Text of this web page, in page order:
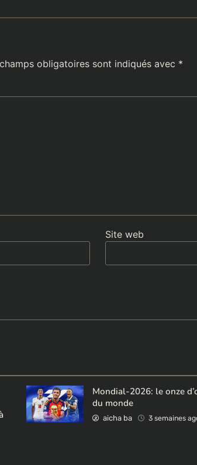
obligatoires sont indiqués avec *
Site web
Mondial-2026: le onze
du monde
aicha ba 3 semaines